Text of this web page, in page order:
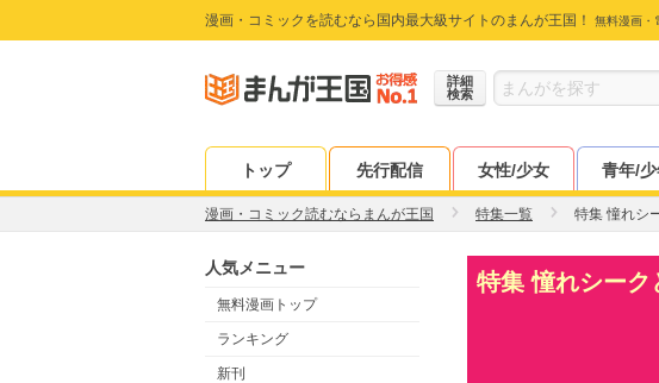
漫画・コミックを読むなら国内最大級サイトのまんが王国！ 無料漫画・
詳細
検索
トップ 先行配信 女性/少女 青年/
漫画・コミック読むならまんが王国 特集一覧 特集 憧れシ
人気メニュー
無料漫画トップ
ランキング
新刊
特集 憧れシーク